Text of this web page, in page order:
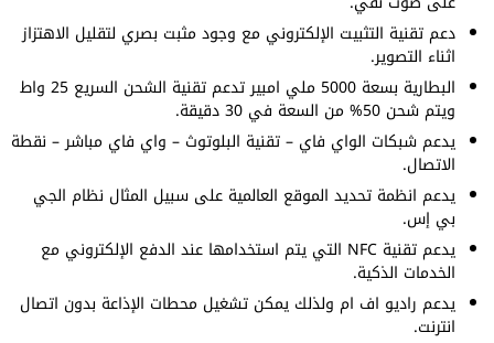
دعم تقنية التثبيت الإلكتروني مع وجود مثبت بصري لتقليل الاهتزاز
اثناء التصوير.
البطارية بسعة 5000 ملي امبير تدعم تقنية الشحن السريع 25 واط
ويتم شحن 50% من السعة في 30 دقيقة.
يدعم شبكات الواي فاي – تقنية البلوتوث – واي فاي مباشر – نقطة
الاتصال.
يدعم انظمة تحديد الموقع العالمية على سبيل المثال نظام الجي
بي إس.
يدعم تقنية NFC التي يتم استخدامها عند الدفع الإلكتروني مع
الخدمات الذكية.
يدعم راديو اف ام ولذلك يمكن تشغيل محطات الإذاعة بدون اتصال
انترنت.